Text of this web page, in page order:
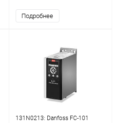
Подробнее
131N0213: Danfoss FC-101